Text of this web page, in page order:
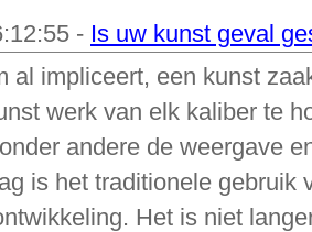
- Is uw kunst geval
al impliceert, een kunst
werk van elk kaliber te
andere de weergave
is het traditionele gebruik
Het is niet